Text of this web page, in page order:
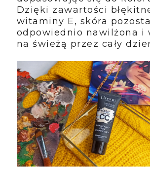
Dzięki zawartości
witaminy E, skóra
odpowiednio nawilżona i
na świeżą przez cały